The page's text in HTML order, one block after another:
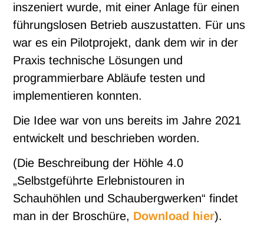
inszeniert wurde, mit einer Anlage für einen
führungslosen Betrieb auszustatten. Für uns
war es ein Pilotprojekt, dank dem wir in der
Praxis technische Lösungen und
programmierbare Abläufe testen und
implementieren konnten.
Die Idee war von uns bereits im Jahre 2021
entwickelt und beschrieben worden.
(Die Beschreibung der Höhle 4.0
„Selbstgeführte Erlebnistouren in
Schauhöhlen und Schaubergwerken“ findet
man in der Broschüre, Download hier).